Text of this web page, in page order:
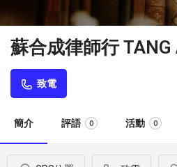
蘇合成律師行 TANG
致電
簡介 評語 0 活動 0